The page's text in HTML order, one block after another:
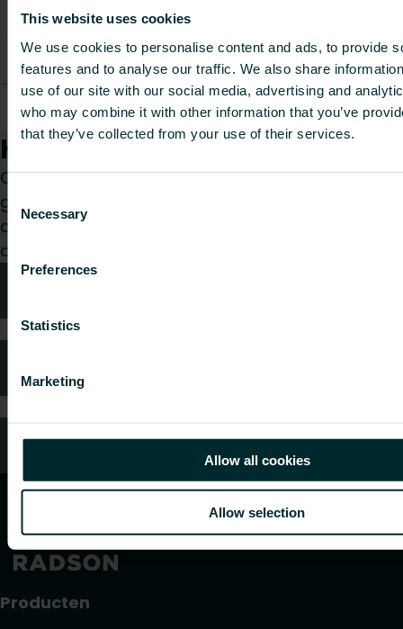
This website uses cookies
We use cookies to personalise content and ads, to provide
features and to analyse our traffic. We also share
use of our site with our social media, advertising and
who may combine it with other information that you’ve
that they’ve collected from your use of their services.
Selection
Necessary
Preferences
Statistics
Marketing
Allow all cookies
Allow selection
[mm]
[kg]
50270
Noppjet Light -
noppenplaat
1000 12.3984
Hoe kunnen wij je helpen?
Of je nu een installateur, architect, planner,
groothandelaar of eindgebruiker bent, kies een
categorie en wij helpen je graag met jouw
aanvraag.
Klantenservice
Producten